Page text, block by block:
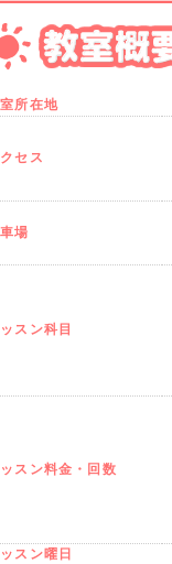
所在地
セス
場
スン科目
スン料金・回数
スン曜日